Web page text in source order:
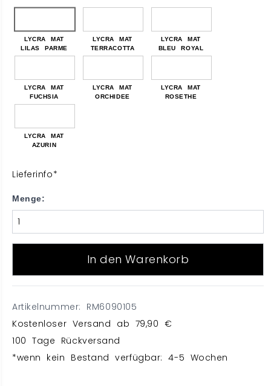
LYCRA MAT
LILAS PARME
LYCRA MAT
TERRACOTTA
LYCRA MAT
BLEU ROYAL
LYCRA MAT
FUCHSIA
LYCRA MAT
ORCHIDEE
LYCRA MAT
ROSETHE
LYCRA MAT
AZURIN
Lieferinfo*
Menge:
In den Warenkorb
Artikelnummer: RM6090105
Kostenloser Versand ab 79,90 €
100 Tage Rückversand
*wenn kein Bestand verfügbar: 4-5 Wochen